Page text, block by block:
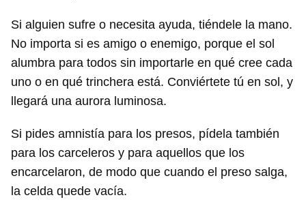
Si alguien sufre o necesita ayuda, tiéndele la mano.
No importa si es amigo o enemigo, porque el sol
alumbra para todos sin importarle en qué cree cada
uno o en qué trinchera está. Conviértete tú en sol, y
llegará una aurora luminosa.
Si pides amnistía para los presos, pídela también
para los carceleros y para aquellos que los
encarcelaron, de modo que cuando el preso salga,
la celda quede vacía.